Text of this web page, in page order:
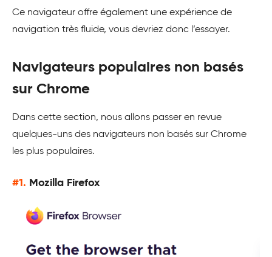
Ce navigateur offre également une expérience de
navigation très fluide, vous devriez donc l’essayer.
Navigateurs populaires non basés
sur Chrome
Dans cette section, nous allons passer en revue
quelques-uns des navigateurs non basés sur Chrome
les plus populaires.
#1. Mozilla Firefox